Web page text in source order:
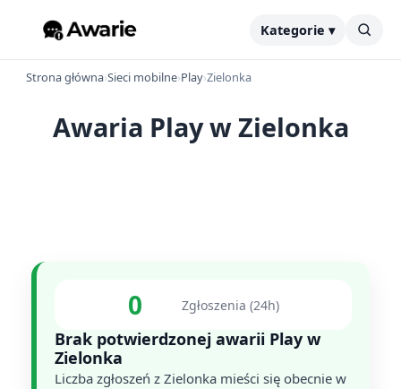
Kategorie ▾
Strona główna›Sieci mobilne›Play›Zielonka
Awaria Play w Zielonka
0 Zgłoszenia (24h)
Brak potwierdzonej awarii Play w
Zielonka
Liczba zgłoszeń z Zielonka mieści się obecnie w